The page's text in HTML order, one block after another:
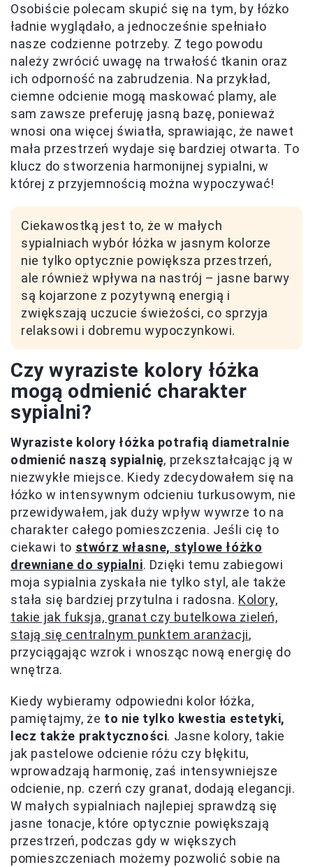
Osobiście polecam skupić się na tym, by łóżko
ładnie wyglądało, a jednocześnie spełniało
nasze codzienne potrzeby. Z tego powodu
należy zwrócić uwagę na trwałość tkanin oraz
ich odporność na zabrudzenia. Na przykład,
ciemne odcienie mogą maskować plamy, ale
sam zawsze preferuję jasną bazę, ponieważ
wnosi ona więcej światła, sprawiając, że nawet
mała przestrzeń wydaje się bardziej otwarta. To
klucz do stworzenia harmonijnej sypialni, w
której z przyjemnością można wypoczywać!
Ciekawostką jest to, że w małych
sypialniach wybór łóżka w jasnym kolorze
nie tylko optycznie powiększa przestrzeń,
ale również wpływa na nastrój – jasne barwy
są kojarzone z pozytywną energią i
zwiększają uczucie świeżości, co sprzyja
relaksowi i dobremu wypoczynkowi.
Czy wyraziste kolory łóżka
mogą odmienić charakter
sypialni?
Wyraziste kolory łóżka potrafią diametralnie
odmienić naszą sypialnię, przekształcając ją w
niezwykłe miejsce. Kiedy zdecydowałem się na
łóżko w intensywnym odcieniu turkusowym, nie
przewidywałem, jak duży wpływ wywrze to na
charakter całego pomieszczenia. Jeśli cię to
ciekawi to stwórz własne, stylowe łóżko
drewniane do sypialni. Dzięki temu zabiegowi
moja sypialnia zyskała nie tylko styl, ale także
stała się bardziej przytulna i radosna. Kolory,
takie jak fuksja, granat czy butelkowa zieleń,
stają się centralnym punktem aranżacji,
przyciągając wzrok i wnosząc nową energię do
wnętrza.
Kiedy wybieramy odpowiedni kolor łóżka,
pamiętajmy, że to nie tylko kwestia estetyki,
lecz także praktyczności. Jasne kolory, takie
jak pastelowe odcienie różu czy błękitu,
wprowadzają harmonię, zaś intensywniejsze
odcienie, np. czerń czy granat, dodają elegancji.
W małych sypialniach najlepiej sprawdzą się
jasne tonacje, które optycznie powiększają
przestrzeń, podczas gdy w większych
pomieszczeniach możemy pozwolić sobie na